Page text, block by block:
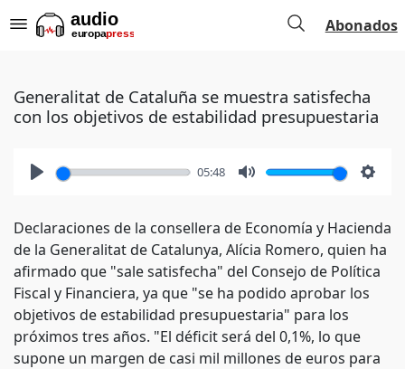
Abonados
Generalitat de Cataluña se muestra satisfecha
con los objetivos de estabilidad presupuestaria
05:48
Declaraciones de la consellera de Economía y Hacienda
de la Generalitat de Catalunya, Alícia Romero, quien ha
afirmado que "sale satisfecha" del Consejo de Política
Fiscal y Financiera, ya que "se ha podido aprobar los
objetivos de estabilidad presupuestaria" para los
próximos tres años. "El déficit será del 0,1%, lo que
supone un margen de casi mil millones de euros para